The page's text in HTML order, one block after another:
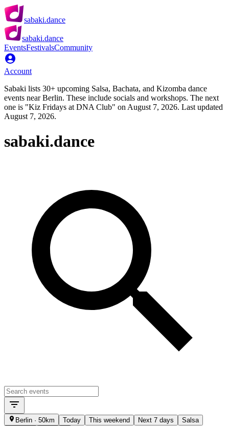
sabaki.dance
sabaki.dance
EventsFestivalsCommunity
Account
Sabaki lists 30+ upcoming Salsa, Bachata, and Kizomba dance
events near Berlin. These include socials and workshops. The next
one is "Kiz Fridays at DNA Club" on August 7, 2026. Last updated
August 7, 2026.
sabaki.dance
Berlin · 50km Today This weekend Next 7 days
Salsa